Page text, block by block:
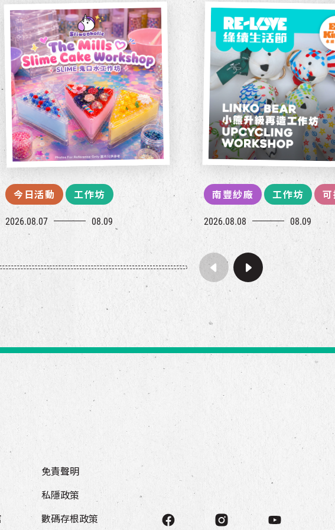
今日活動 工作坊
2026.08.07 08.09
南豐紗廠 工作坊
2026.08.08 08.09
免責聲明
私隱政策
數碼存根政策